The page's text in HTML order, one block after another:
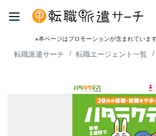
※本ページはプロモーションが含まれています
転職派遣サーチ 転職エージェント一覧